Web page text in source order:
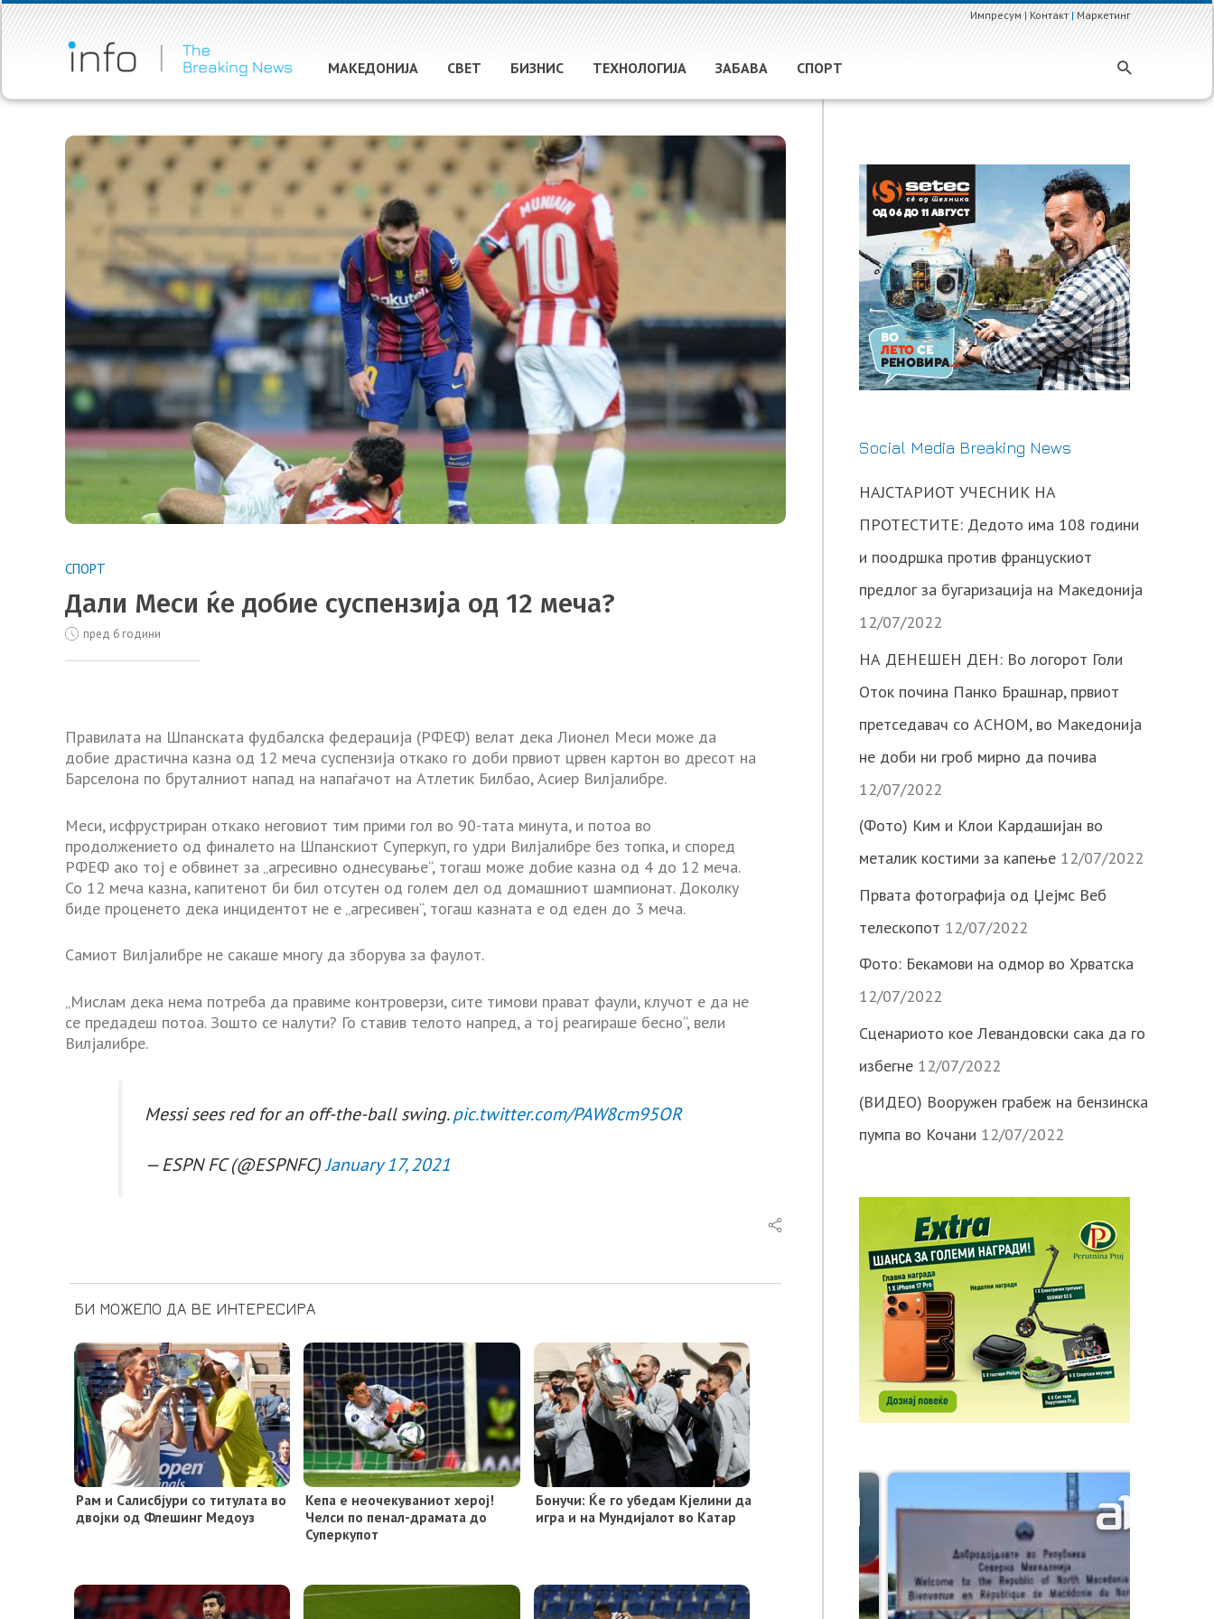
Импресум|Контакт|Маркетинг
МАКЕДОНИЈА СВЕТ БИЗНИС ТЕХНОЛОГИЈА ЗАБАВА СПОРТ
СПОРТ
Дали Меси ќе добие суспензија од 12 меча?
пред 6 години
Правилата на Шпанската фудбалска федерација (РФЕФ) велат дека Лионел Меси може да
добие драстична казна од 12 меча суспензија откако го доби првиот црвен картон во дресот на
Барселона по бруталниот напад на напаѓачот на Атлетик Билбао, Асиер Вилјалибре.
Меси, исфрустриран откако неговиот тим прими гол во 90-тата минута, и потоа во
продолжението од финалето на Шпанскиот Суперкуп, го удри Вилјалибре без топка, и според
РФЕФ ако тој е обвинет за „агресивно однесување“, тогаш може добие казна од 4 до 12 меча.
Со 12 меча казна, капитенот би бил отсутен од голем дел од домашниот шампионат. Доколку
биде проценето дека инцидентот не е „агресивен“, тогаш казната е од еден до 3 меча.
Самиот Вилјалибре не сакаше многу да зборува за фаулот.
„Мислам дека нема потреба да правиме контроверзи, сите тимови прават фаули, клучот е да не
се предадеш потоа. Зошто се налути? Го ставив телото напред, а тој реагираше бесно“, вели
Вилјалибре.
Messi sees red for an off-the-ball swing.pic.twitter.com/PAW8cm95OR
— ESPN FC (@ESPNFC)January 17, 2021
БИ МОЖЕЛО ДА ВЕ ИНТЕРЕСИРА
Рам и Салисбјури со титулата во
двојки од Флешинг Медоуз
Кепа е неочекуваниот херој!
Челси по пенал-драмата до
Суперкупот
Бонучи: Ќе го убедам Кјелини да
игра и на Мундијалот во Катар
Social Media Breaking News
НАЈСТАРИОТ УЧЕСНИК НА
ПРОТЕСТИТЕ: Дедото има 108 години
и поодршка против францускиот
предлог за бугаризација на Македонија
12/07/2022
НА ДЕНЕШЕН ДЕН: Во логорот Голи
Оток почина Панко Брашнар, првиот
претседавач со АСНОМ, во Македонија
не доби ни гроб мирно да почива
12/07/2022
(Фото) Ким и Клои Кардашијан во
металик костими за капење 12/07/2022
Првата фотографија од Џејмс Веб
телескопот 12/07/2022
Фото: Бекамови на одмор во Хрватска
12/07/2022
Сценариото кое Левандовски сака да го
избегне 12/07/2022
(ВИДЕО) Вооружен грабеж на бензинска
пумпа во Кочани 12/07/2022